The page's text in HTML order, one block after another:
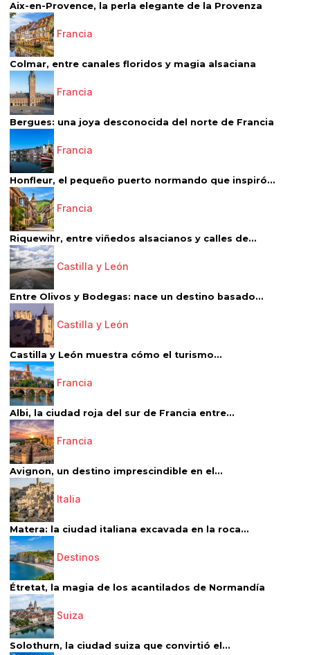
Aix-en-Provence, la perla elegante de la Provenza
Francia
Colmar, entre canales floridos y magia alsaciana
Francia
Bergues: una joya desconocida del norte de Francia
Francia
Honfleur, el pequeño puerto normando que inspiró...
Francia
Riquewihr, entre viñedos alsacianos y calles de...
Castilla y León
Entre Olivos y Bodegas: nace un destino basado...
Castilla y León
Castilla y León muestra cómo el turismo...
Francia
Albi, la ciudad roja del sur de Francia entre...
Francia
Avignon, un destino imprescindible en el...
Italia
Matera: la ciudad italiana excavada en la roca...
Destinos
Étretat, la magia de los acantilados de Normandía
Suiza
Solothurn, la ciudad suiza que convirtió el...